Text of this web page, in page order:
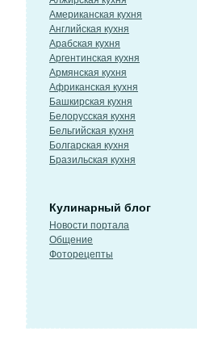
Американская кухня
Английская кухня
Арабская кухня
Аргентинская кухня
Армянская кухня
Африканская кухня
Башкирская кухня
Белорусская кухня
Бельгийская кухня
Болгарская кухня
Бразильская кухня
Кулинарный блог
Новости портала
Общение
Фоторецепты